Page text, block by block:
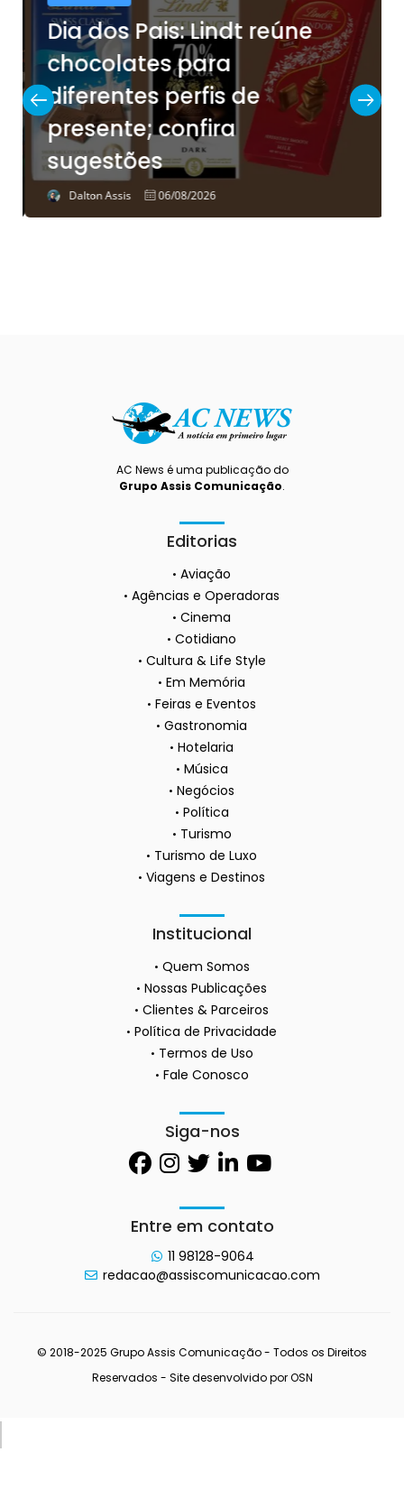
Dia dos Pais: Lindt reúne
chocolates para
diferentes perfis de
presente; confira
sugestões
Dalton Assis 06/08/2026
AC News é uma publicação do
Grupo Assis Comunicação.
Editorias
Aviação
Agências e Operadoras
Cinema
Cotidiano
Cultura & Life Style
Em Memória
Feiras e Eventos
Gastronomia
Hotelaria
Música
Negócios
Política
Turismo
Turismo de Luxo
Viagens e Destinos
Institucional
Quem Somos
Nossas Publicações
Clientes & Parceiros
Política de Privacidade
Termos de Uso
Fale Conosco
Siga-nos
Entre em contato
11 98128-9064
redacao@assiscomunicacao.com
© 2018-2025 Grupo Assis Comunicação - Todos os Direitos
Reservados - Site desenvolvido porOSN